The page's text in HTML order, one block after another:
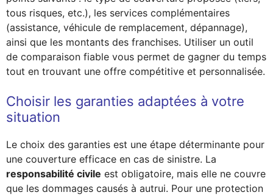
tous risques, etc.), les services complémentaires
(assistance, véhicule de remplacement, dépannage),
ainsi que les montants des franchises. Utiliser un outil
de comparaison fiable vous permet de gagner du temps
tout en trouvant une offre compétitive et personnalisée.
Choisir les garanties adaptées à votre
situation
Le choix des garanties est une étape déterminante pour
une couverture efficace en cas de sinistre. La
responsabilité civile est obligatoire, mais elle ne couvre
que les dommages causés à autrui. Pour une protection